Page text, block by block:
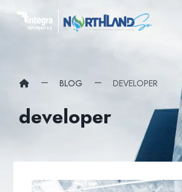
BLOG DEVELOPER
developer